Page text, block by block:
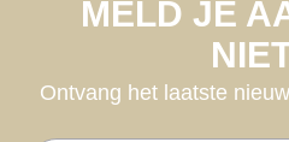
MELD JE
Ontvang het laatste